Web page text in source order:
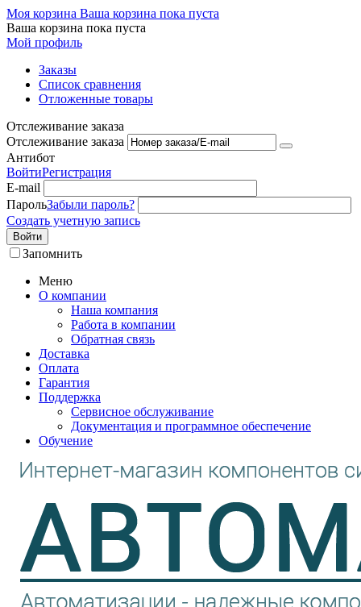
Моя корзина Ваша корзина пока пуста
Ваша корзина пока пуста
Мой профиль
Заказы
Список сравнения
Отложенные товары
Отслеживание заказа
Отслеживание заказа
Антибот
ВойтиРегистрация
E-mail
ПарольЗабыли пароль?
Создать учетную запись
Войти
Запомнить
Меню
О компании
Наша компания
Работа в компании
Обратная связь
Доставка
Оплата
Гарантия
Поддержка
Сервисное обслуживание
Документация и программное обеспечение
Обучение